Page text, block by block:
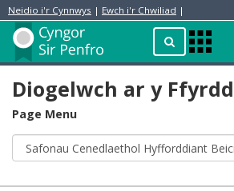
Neidio i'r Cynnwys | Ewch i'r Chwiliad |
ChwilioApps
Menu
Preswylydd
Diogelwch ar y Ffyrdd
Page Menu